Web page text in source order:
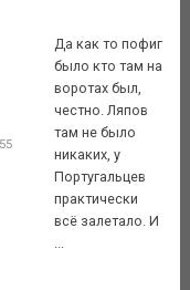
Да как то пофиг
было кто там на
воротах был,
честно. Ляпов
там не было
никаких, у
Португальцев
практически
всё залетало. И